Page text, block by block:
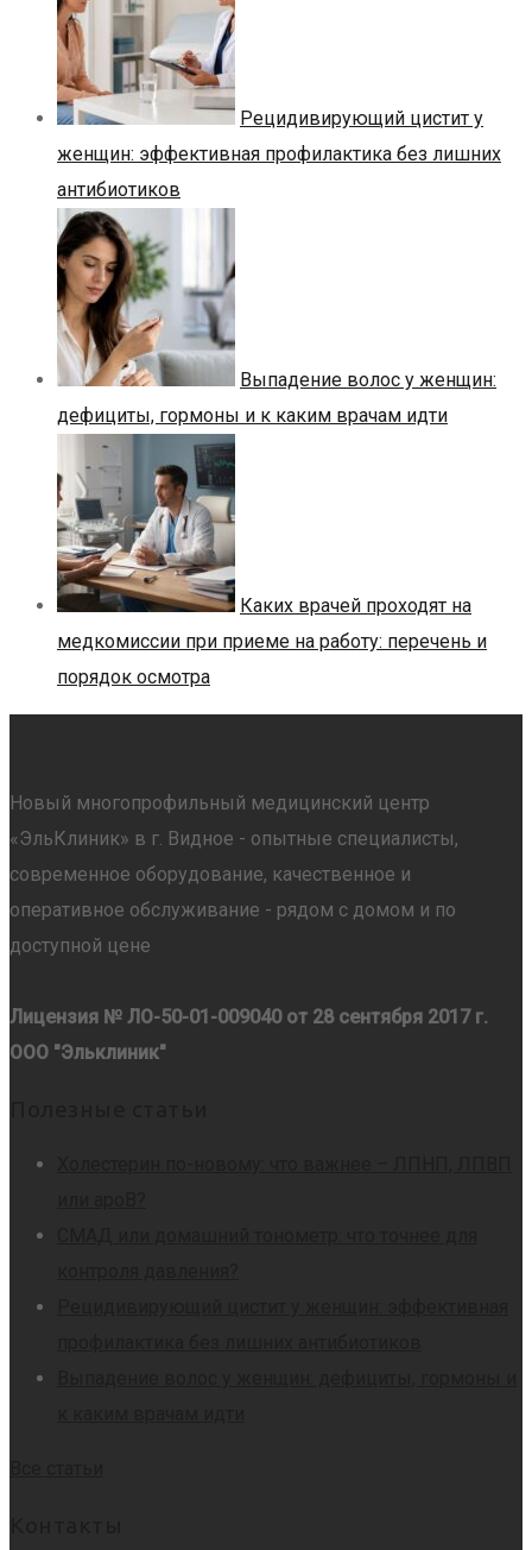
Рецидивирующий цистит у
женщин: эффективная профилактика без лишних
антибиотиков
Выпадение волос у женщин:
дефициты, гормоны и к каким врачам идти
Каких врачей проходят на
медкомиссии при приеме на работу: перечень и
порядок осмотра
Новый многопрофильный медицинский центр
«ЭльКлиник» в г. Видное - опытные специалисты,
современное оборудование, качественное и
оперативное обслуживание - рядом с домом и по
доступной цене
Лицензия № ЛО-50-01-009040 от 28 сентября 2017 г.
ООО "Эльклиник"